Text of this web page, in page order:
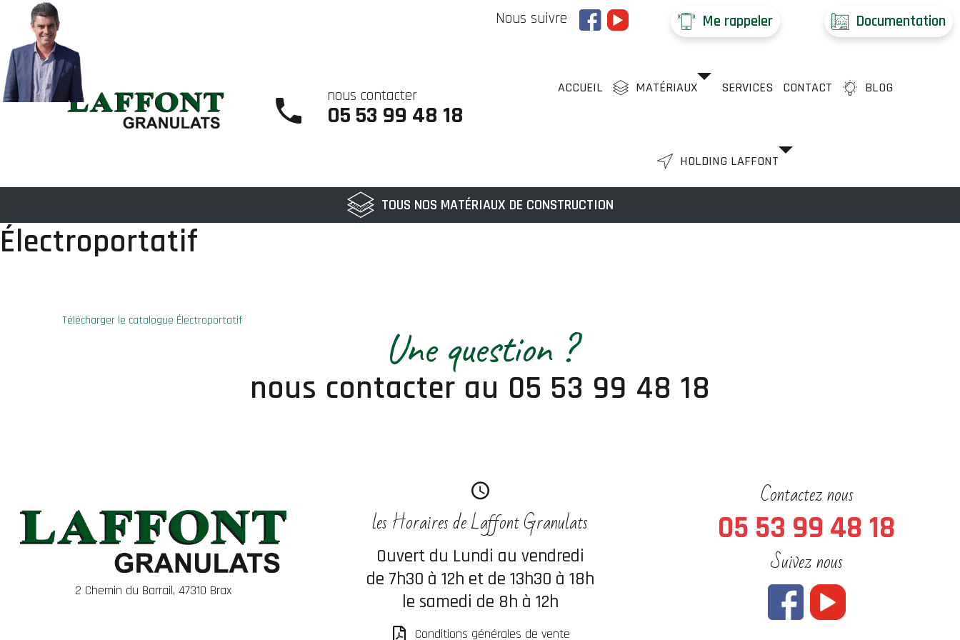
Nous suivre Me rappeler Documentation
nous contacter
05 53 99 48 18
ACCUEIL MATÉRIAUX SERVICES CONTACT BLOG
HOLDING LAFFONT
TOUS NOS MATÉRIAUX DE CONSTRUCTION
Électroportatif
Télécharger le catalogue Électroportatif
Une question ?
nous contacter au 05 53 99 48 18
2 Chemin du Barrail, 47310 Brax
les Horaires de Laffont Granulats
Ouvert du Lundi au vendredi
de 7h30 à 12h et de 13h30 à 18h
le samedi de 8h à 12h
Conditions générales de vente
Contactez nous
05 53 99 48 18
Suivez nous